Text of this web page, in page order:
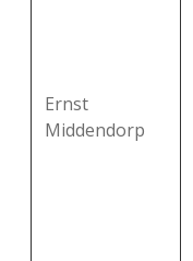
Ernst
Middendorp